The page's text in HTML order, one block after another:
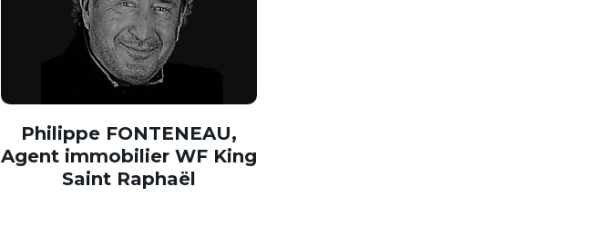
Philippe FONTENEAU,
Agent immobilier WF King
Saint Raphaël